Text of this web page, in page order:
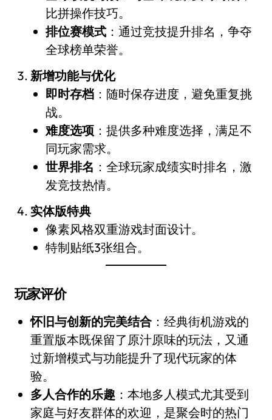
比拼操作技巧。
排位赛模式 ：通过竞技提升排名，争夺
全球榜单荣誉。
新增功能与优化
即时存档 ：随时保存进度，避免重复挑
战。
难度选项 ：提供多种难度选择，满足不
同玩家需求。
世界排名 ：全球玩家成绩实时排名，激
发竞技热情。
实体版特典
像素风格双重游戏封面设计。
特制贴纸3张组合。
玩家评价
怀旧与创新的完美结合：经典街机游戏的
重置版本既保留了原汁原味的玩法，又通
过新增模式与功能提升了现代玩家的体
验。
多人合作的乐趣：本地多人模式尤其受到
家庭与好友群体的欢迎，是聚会时的热门